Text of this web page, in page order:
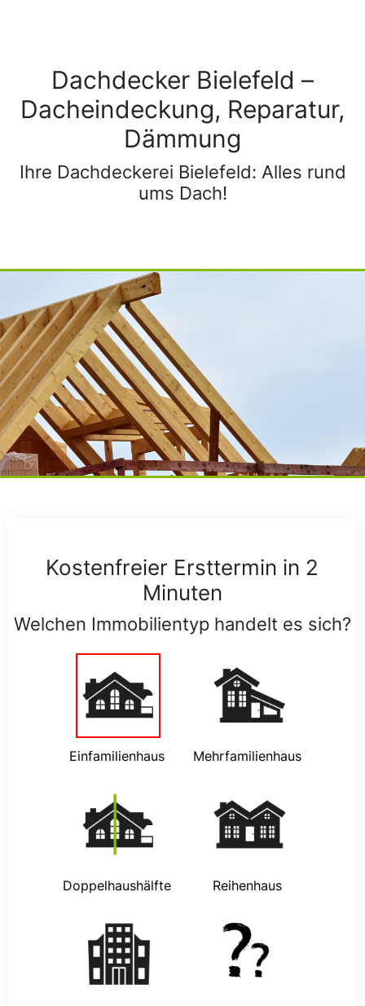
Dachdecker Bielefeld –
Dacheindeckung, Reparatur,
Dämmung
Ihre Dachdeckerei Bielefeld: Alles rund
ums Dach!
Kostenfreier Ersttermin in 2
Minuten
Welchen Immobilientyp handelt es sich?
Einfamilienhaus Mehrfamilienhaus
Doppelhaushälfte Reihenhaus